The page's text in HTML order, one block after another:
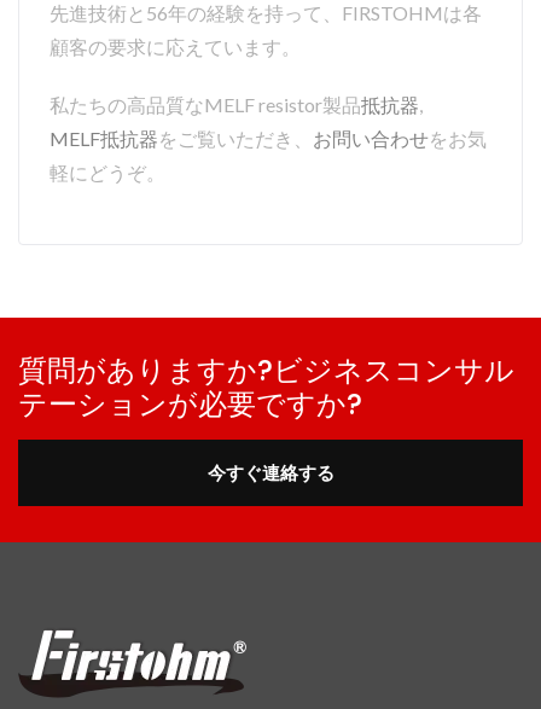
先進技術と56年の経験を持って、FIRSTOHMは各
顧客の要求に応えています。
私たちの高品質なMELF resistor製品抵抗器,
MELF抵抗器をご覧いただき、 お問い合わせをお気
軽にどうぞ。
質問がありますか?ビジネスコンサル
テーションが必要ですか?
今すぐ連絡する